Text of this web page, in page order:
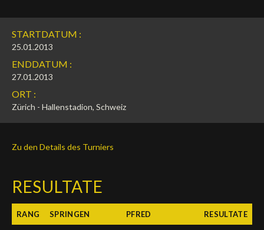
Erfolge
Ambassador
News
Dossiers
Kalender
Nächste Turniere
Fotogalerie
Videos
Presse
PFERDE
Meine Turnierpferde
In memorium
Zuchthengst
SPONSOREN
Mäzene
Sponsoren
Partner
FAN ZONE
Autogramm
Social Newsroom
SHOP
Français
English
Deutsch
STARTDATUM :
25.01.2013
ENDDATUM :
27.01.2013
ORT :
Zürich - Hallenstadion, Schweiz
Zu den Details des Turniers
RESULTATE
RANG SPRINGEN PFRED RESULTATE